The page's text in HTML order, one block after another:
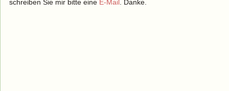
schreiben Sie mir bitte eine E-Mail . Danke.